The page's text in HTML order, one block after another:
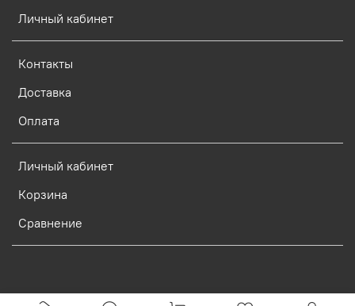
Личный кабинет
Контакты
Доставка
Оплата
Личный кабинет
Корзина
Сравнение
Verification: d773dcf9c7c1c3e0